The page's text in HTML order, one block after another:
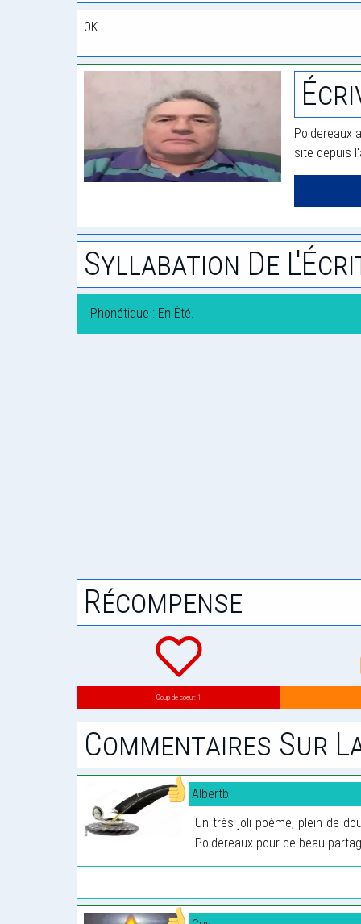
OK.
Poldereaux
site depuis
Syllabation De
Phonétique : En Été.
Récompense
Coup de coeur: 1
Commentaires Sur
Albertb
Un très joli poème, plein de
Poldereaux pour ce beau